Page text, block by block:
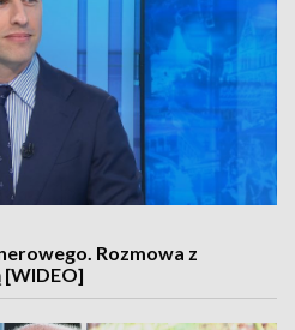
Rozmowa z